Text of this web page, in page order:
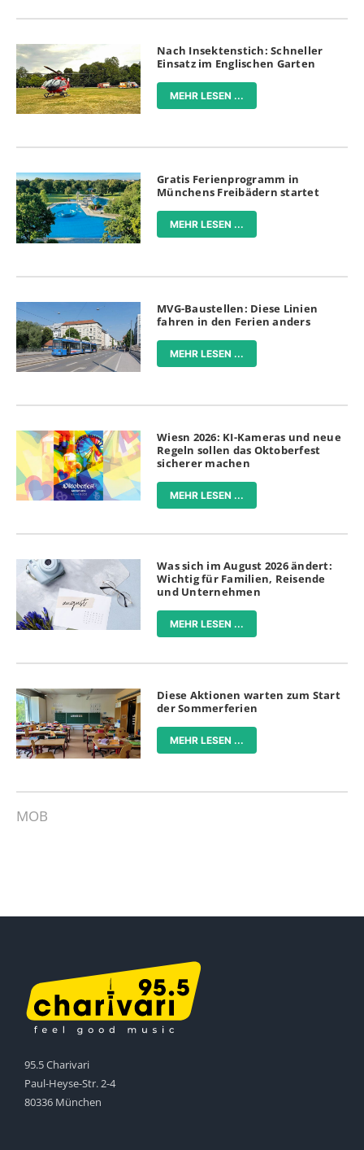
Nach Insektenstich: Schneller
Einsatz im Englischen Garten
MEHR LESEN ...
Gratis Ferienprogramm in
Münchens Freibädern startet
MEHR LESEN ...
MVG-Baustellen: Diese Linien
fahren in den Ferien anders
MEHR LESEN ...
Wiesn 2026: KI-Kameras und neue
Regeln sollen das Oktoberfest
sicherer machen
MEHR LESEN ...
Was sich im August 2026 ändert:
Wichtig für Familien, Reisende
und Unternehmen
MEHR LESEN ...
Diese Aktionen warten zum Start
der Sommerferien
MEHR LESEN ...
MOB
95.5 Charivari
Paul-Heyse-Str. 2-4
80336 München